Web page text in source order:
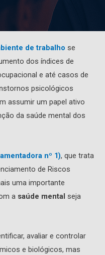
de trabalho se
dos índices de
e até casos de
psicológicos
assumir um papel ativo
da saúde mental dos
nº 1), que trata
de Riscos
uma importante
a saúde mental seja
avaliar e controlar
e biológicos, mas